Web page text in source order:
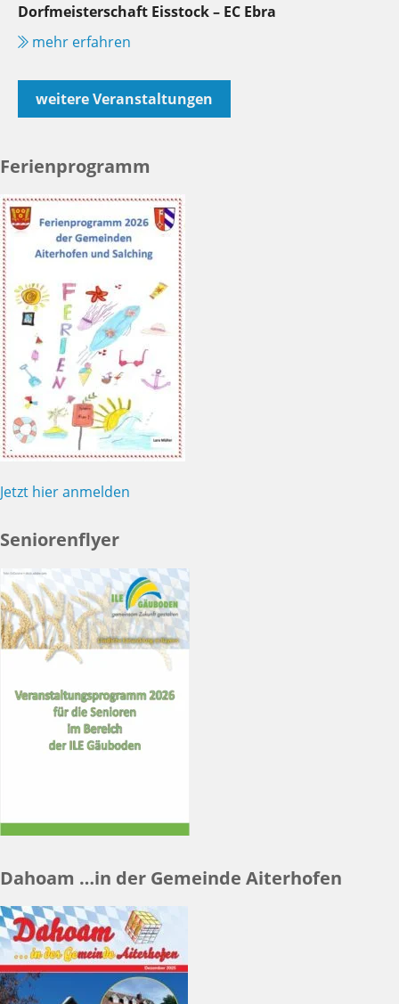
Dorfmeisterschaft Eisstock – EC Ebra
mehr erfahren
weitere Veranstaltungen
Ferienprogramm
Jetzt hier anmelden
Seniorenflyer
Dahoam …in der Gemeinde Aiterhofen